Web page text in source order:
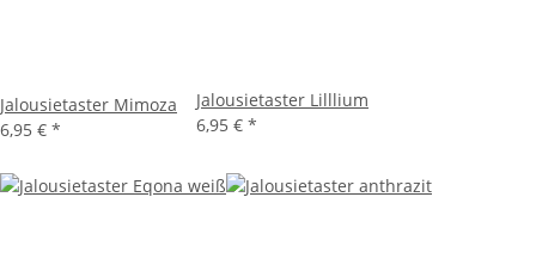
Jalousietaster Mimoza
6,95 € *
Jalousietaster Lilllium
6,95 € *